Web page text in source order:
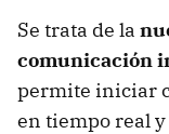
Se trata de la
comunicación
permite iniciar
en tiempo real